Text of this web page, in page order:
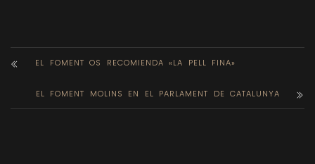
EL FOMENT OS RECOMIENDA «LA PELL FINA»
EL FOMENT MOLINS EN EL PARLAMENT DE CATALUNYA